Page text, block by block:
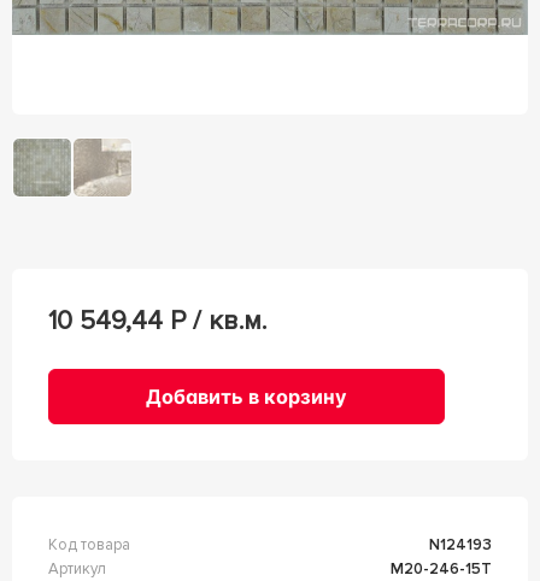
10 549,44 Р / кв.м.
Добавить в корзину
Код товара
n124193
Артикул
М20-246-15Т